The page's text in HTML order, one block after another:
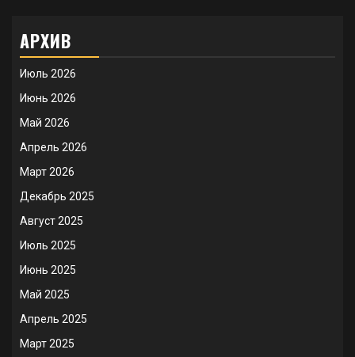
АРХИВ
Июль 2026
Июнь 2026
Май 2026
Апрель 2026
Март 2026
Декабрь 2025
Август 2025
Июль 2025
Июнь 2025
Май 2025
Апрель 2025
Март 2025